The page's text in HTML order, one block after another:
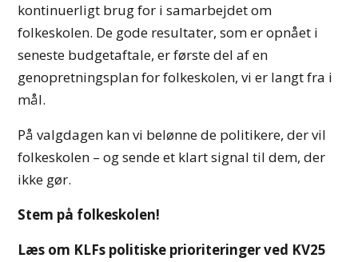
kontinuerligt brug for i samarbejdet om
folkeskolen. De gode resultater, som er opnået i
seneste budgetaftale, er første del af en
genopretningsplan for folkeskolen, vi er langt fra i
mål.
På valgdagen kan vi belønne de politikere, der vil
folkeskolen – og sende et klart signal til dem, der
ikke gør.
Stem på folkeskolen!
Læs om KLFs politiske prioriteringer ved KV25